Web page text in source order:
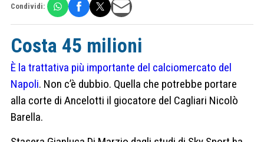
Condividi:
Costa 45 milioni
È la trattativa più importante del calciomercato del
Napoli. Non c’è dubbio. Quella che potrebbe portare
alla corte di Ancelotti il giocatore del Cagliari Nicolò
Barella.